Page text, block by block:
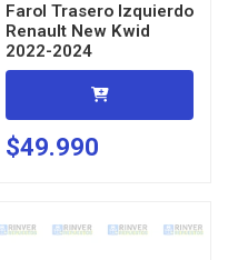
Farol Trasero Izquierdo
Renault New Kwid
2022-2024
$49.990